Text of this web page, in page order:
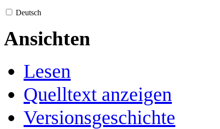
Deutsch
Ansichten
Lesen
Quelltext anzeigen
Versionsgeschichte